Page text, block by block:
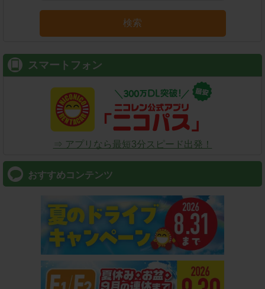
検索
スマートフォン
⇒ アプリなら最短3分スピード出発！
おすすめコンテンツ